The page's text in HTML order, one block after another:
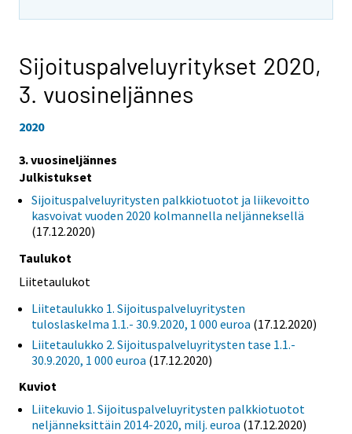
Sijoituspalveluyritykset 2020,
3. vuosineljännes
2020
3. vuosineljännes
Julkistukset
Sijoituspalveluyritysten palkkiotuotot ja liikevoitto
kasvoivat vuoden 2020 kolmannella neljänneksellä
(17.12.2020)
Taulukot
Liitetaulukot
Liitetaulukko 1. Sijoituspalveluyritysten
tuloslaskelma 1.1.- 30.9.2020, 1 000 euroa (17.12.2020)
Liitetaulukko 2. Sijoituspalveluyritysten tase 1.1.-
30.9.2020, 1 000 euroa (17.12.2020)
Kuviot
Liitekuvio 1. Sijoituspalveluyritysten palkkiotuotot
neljänneksittäin 2014-2020, milj. euroa (17.12.2020)